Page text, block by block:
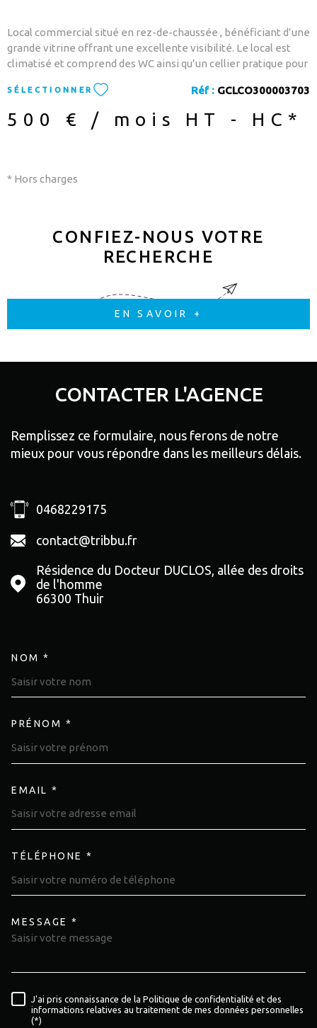
Local commercial situé en rez-de-chaussée , bénéficiant d’une
grande vitrine offrant une excellente visibilité. Le local est
climatisé et comprend des WC ainsi qu’un cellier pratique pour
facilitant l’accès pour la clientèle. LOYER : 500€ + 45€ de
charges Pour organiser une visite, n'hésitez pas à contacter
TRIBBU TOULOUGES au 04.68.22.91.75
SÉLECTIONNER Réf : GCLCO300003703
500 € / mois HT - HC*
* Hors charges
CONFIEZ-NOUS VOTRE
RECHERCHE
EN SAVOIR +
CONTACTER L'AGENCE
Remplissez ce formulaire, nous ferons de notre
mieux pour vous répondre dans les meilleurs délais.
0468229175
contact@tribbu.fr
Résidence du Docteur DUCLOS, allée des droits
de l'homme
66300
Thuir
NOM *
PRÉNOM *
EMAIL *
TÉLÉPHONE *
MESSAGE *
RÈGLEMENTATION
J'ai pris connaissance de la Politique de confidentialité et des
informations relatives au traitement de mes données personnelles
(*)